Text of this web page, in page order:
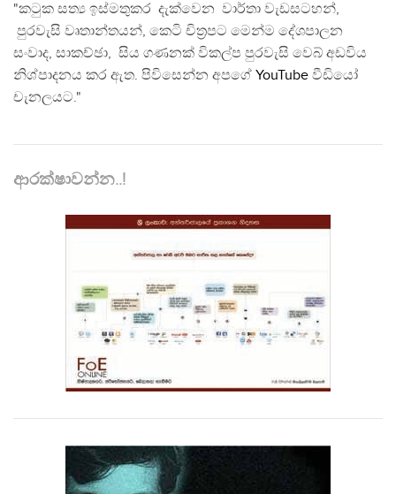
"කටුක සත්‍ය ඉස්මතුකර දැක්වෙන වාර්තා වැඩසටහන්,
පුරවැසි වෘතාන්තයන්, කෙටි චිත්‍රපට මෙන්ම දේශපාලන
සංවාද, සාකච්ඡා, සිය ගණනක් විකල්ප පුරවැසි වෙබ් අඩවිය
නිශ්පාදනය කර ඇත. පිවිසෙන්න අපගේ YouTube වීඩියෝ
චැනලයට."
ආරක්ෂාවන්න..!